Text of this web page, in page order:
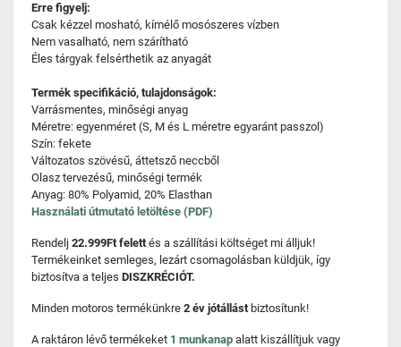
Erre figyelj:
Csak kézzel mosható, kímélő mosószeres vízben
Nem vasalható, nem szárítható
Éles tárgyak felsérthetik az anyagát
Termék specifikáció, tulajdonságok:
Varrásmentes, minőségi anyag
Méretre: egyenméret (S, M és L méretre egyaránt passzol)
Szín: fekete
Változatos szövésű, áttetsző neccből
Olasz tervezésű, minőségi termék
Anyag: 80% Polyamid, 20% Elasthan
Használati útmutató letöltése (PDF)
Rendelj 22.999Ft felettés a szállítási költséget mi álljuk!
Termékeinket semleges, lezárt csomagolásban küldjük, így
biztosítva a teljes DISZKRÉCIÓT.
Minden motoros termékünkre 2 év jótállást biztosítunk!
A raktáron lévő termékeket 1 munkanap alatt kiszállítjuk vagy